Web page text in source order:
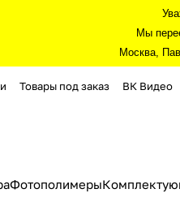
Мы
Москва,
Товары под заказ ВК Видео
Фотополимеры